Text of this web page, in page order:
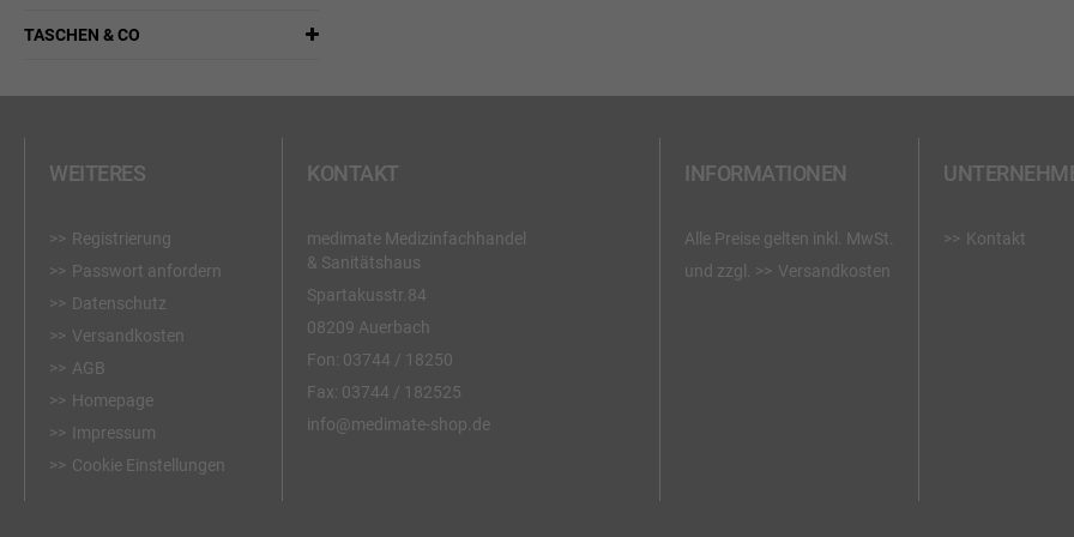
TASCHEN & CO
WEITERES
Registrierung
Passwort anfordern
Datenschutz
Versandkosten
AGB
Homepage
Impressum
Cookie Einstellungen
KONTAKT
medimate Medizinfachhandel
& Sanitätshaus
Spartakusstr.84
08209 Auerbach
Fon: 03744 / 18250
Fax: 03744 / 182525
info@medimate-shop.de
INFORMATIONEN
Alle Preise gelten inkl. MwSt.
und zzgl.
Versandkosten
Kontakt